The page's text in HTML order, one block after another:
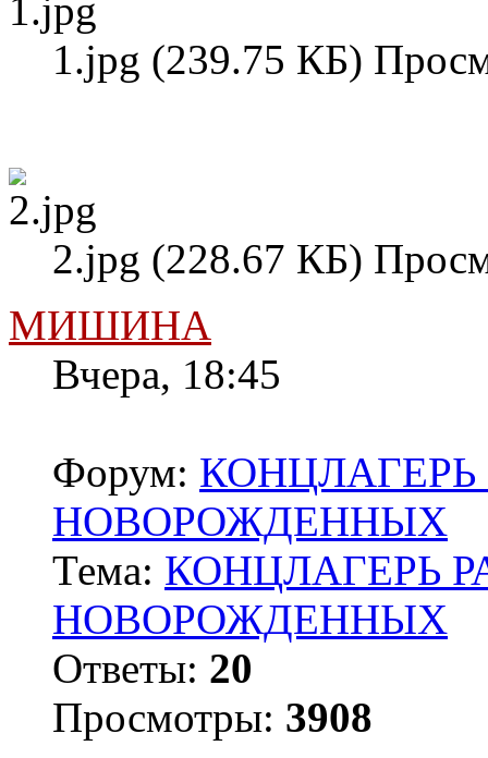
1.jpg (239.75 КБ)
2.jpg (228.67 КБ)
МИШИНА
Вчера, 18:45
Форум:
НОВОРОЖДЕННЫХ
Тема: КОНЦЛАГЕРЬ
НОВОРОЖДЕННЫХ
Ответы: 20
Просмотры: 3908